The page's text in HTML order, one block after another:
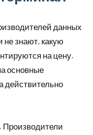
данных
не знают, какую
на цену.
основные
действительно
Производители